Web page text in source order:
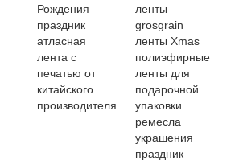
Рождения
праздник
атласная
лента с
печатью от
китайского
производителя
ленты
grosgrain
ленты Xmas
полиэфирные
ленты для
подарочной
упаковки
ремесла
украшения
праздник